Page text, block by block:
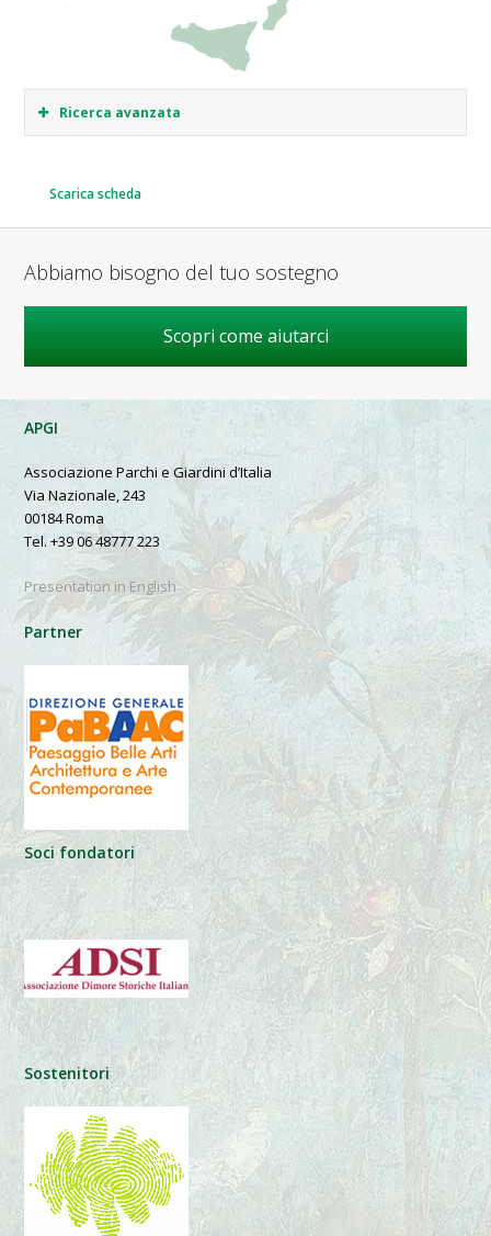
Ricerca avanzata
Scarica scheda
Abbiamo bisogno del tuo sostegno
Scopri come aiutarci
APGI
Associazione Parchi e Giardini d’Italia
Via Nazionale, 243
00184 Roma
Tel. +39 06 48777 223
Presentation in English
Partner
Soci fondatori
Sostenitori